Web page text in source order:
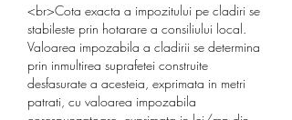
<br>Cota exacta a impozitului pe cladiri se
stabileste prin hotarare a consiliului local.
Valoarea impozabila a cladirii se determina
prin inmultirea suprafetei construite
desfasurate a acesteia, exprimata in metri
patrati, cu valoarea impozabila